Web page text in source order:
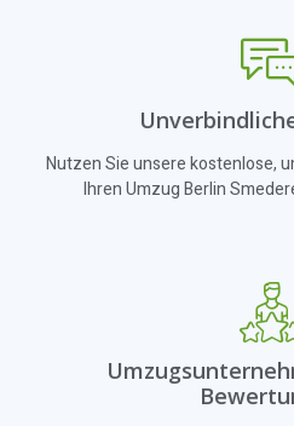
Nutzen Sie unsere kostenlose,
Ihren Umzug Berlin